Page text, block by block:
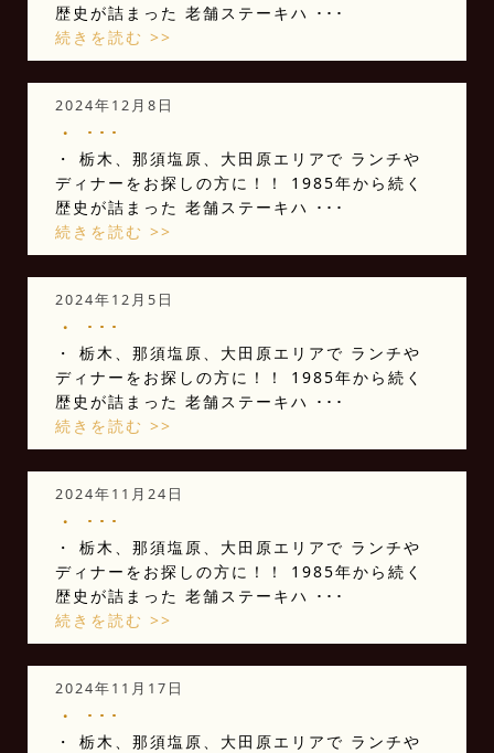
歴史が詰まった 老舗ステーキハ ･･･
続きを読む >>
2024年12月8日
・ ･･･
・ 栃木、那須塩原、大田原エリアで ランチや
ディナーをお探しの方に！！ 1985年から続く
歴史が詰まった 老舗ステーキハ ･･･
続きを読む >>
2024年12月5日
・ ･･･
・ 栃木、那須塩原、大田原エリアで ランチや
ディナーをお探しの方に！！ 1985年から続く
歴史が詰まった 老舗ステーキハ ･･･
続きを読む >>
2024年11月24日
・ ･･･
・ 栃木、那須塩原、大田原エリアで ランチや
ディナーをお探しの方に！！ 1985年から続く
歴史が詰まった 老舗ステーキハ ･･･
続きを読む >>
2024年11月17日
・ ･･･
・ 栃木、那須塩原、大田原エリアで ランチや